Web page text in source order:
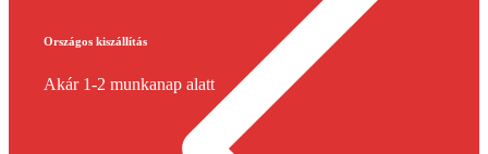
Országos kiszállítás
Akár 1-2 munkanap alatt